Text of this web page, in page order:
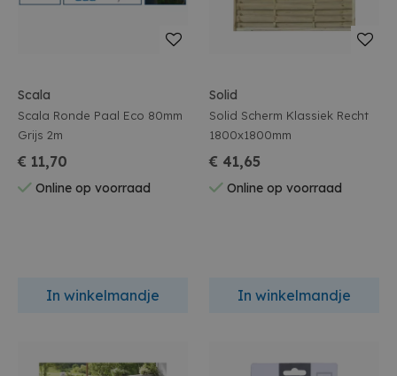
Scala
Scala Ronde Paal Eco 80mm
Grijs 2m
€ 11,70
Online op voorraad
In winkelmandje
Solid
Solid Scherm Klassiek Recht
1800x1800mm
€ 41,65
Online op voorraad
In winkelmandje